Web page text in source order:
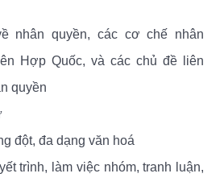
nhân quyền, các cơ chế nhân
Hợp Quốc, và các chủ đề liên
quyền
đột, đa dạng văn hoá
trình, làm việc nhóm, tranh luận,